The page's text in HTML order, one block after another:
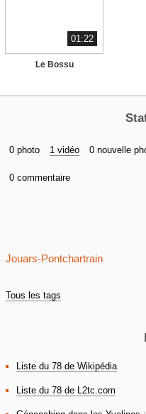
01:22
Le Bossu
0 photo 1 vidéo 0 nouvelle
0 commentaire
Jouars-Pontchartrain
Tous les tags
Liste du 78 de Wikipédia
Liste du 78 de L2tc.com